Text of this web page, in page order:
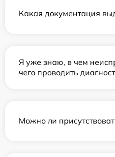
Какая документация
Я уже знаю, в чем
чего проводить
Можно ли